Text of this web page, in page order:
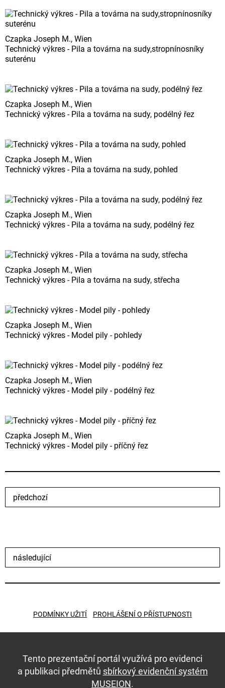
Czapka Joseph M., Wien
Technický výkres - Pila a továrna na sudy,stropnínosníky
suterénu
Czapka Joseph M., Wien
Technický výkres - Pila a továrna na sudy, podélný řez
Czapka Joseph M., Wien
Technický výkres - Pila a továrna na sudy, pohled
Czapka Joseph M., Wien
Technický výkres - Pila a továrna na sudy, podélný řez
Czapka Joseph M., Wien
Technický výkres - Pila a továrna na sudy, střecha
Czapka Joseph M., Wien
Technický výkres - Model pily - pohledy
Czapka Joseph M., Wien
Technický výkres - Model pily - podélný řez
Czapka Joseph M., Wien
Technický výkres - Model pily - příčný řez
předchozí
následující
PODMÍNKY UŽITÍ PROHLÁŠENÍ O PŘÍSTUPNOSTI
Tento prezentační portál využívá pro evidenci
a publikaci předmětů sbírkový evidenční systém
MUSEION.